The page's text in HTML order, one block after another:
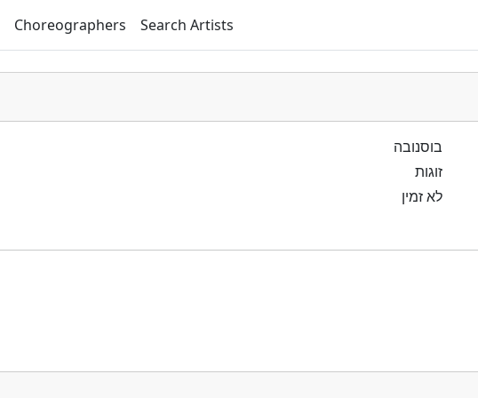
Choreographers Search Artists
בוסנובה
זוגות
לא זמין